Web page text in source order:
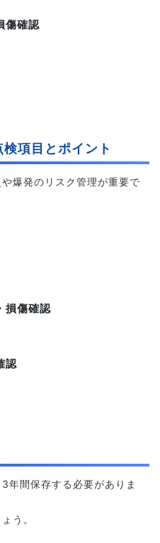
傷確認
項目とポイント
爆発のリスク管理が重要で
損傷確認
認
年間保存する必要がありま
う。